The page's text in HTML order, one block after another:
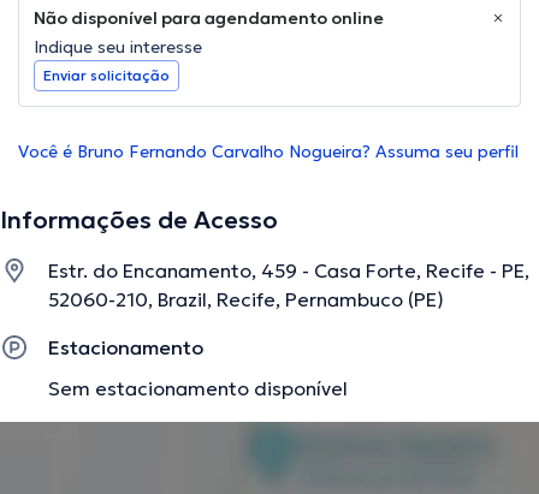
Não disponível para agendamento online
Indique seu interesse
Enviar solicitação
Você é Bruno Fernando Carvalho Nogueira? Assuma seu perfil
Informações de Acesso
Estr. do Encanamento, 459 - Casa Forte, Recife - PE,
52060-210, Brazil, Recife, Pernambuco (PE)
Estacionamento
Sem estacionamento disponível